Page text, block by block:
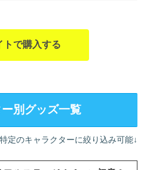
トで購入する
別グッズ一覧
定のキャラクターに絞り込み可能↓